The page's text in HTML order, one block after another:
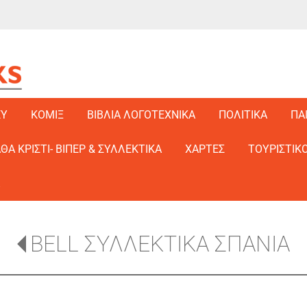
ΚΟΜΙΞ ΒΙΒΛΙΑ ΛΟΓΟΤΕΧΝΙΚΑ ΠΟΛΙΤΙΚΑ
ΚΡΙΣΤΙ- ΒΙΠΕΡ & ΣΥΛΛΕΚΤΙΚΑ ΧΑΡΤΕΣ
BELL ΣΥΛΛΕΚΤΙΚΑ ΣΠΑΝΙΑ